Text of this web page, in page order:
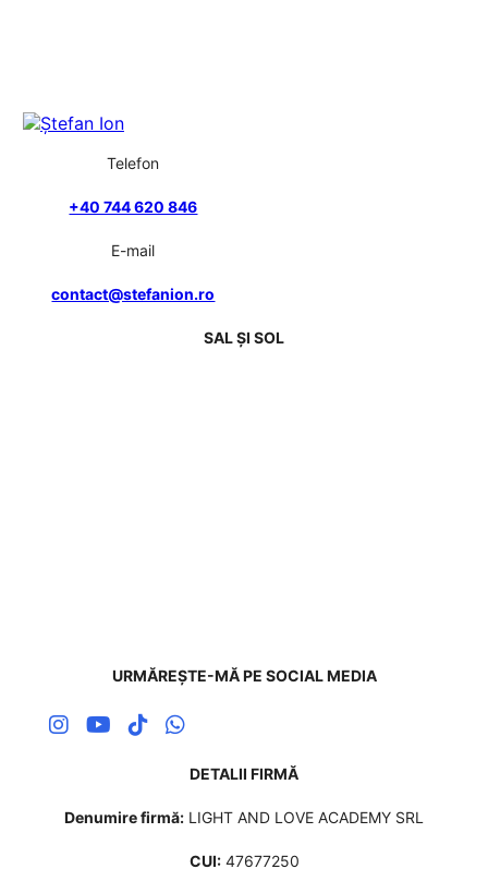
Telefon
+40 744 620 846
E-mail
contact@stefanion.ro
SAL ȘI SOL
URMĂREȘTE-MĂ PE SOCIAL MEDIA
DETALII FIRMĂ
Denumire firmă: LIGHT AND LOVE ACADEMY SRL
CUI:47677250